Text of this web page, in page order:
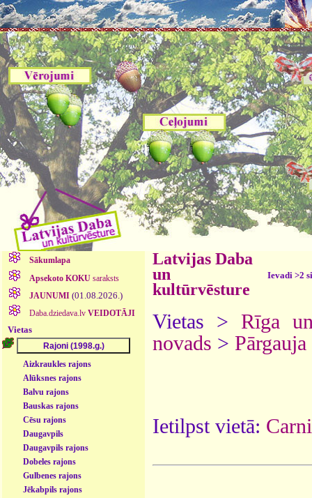
Sākumlapa
Apsekoto KOKUsaraksts
JAUNUMI (01.08.2026.)
Daba.dziedava.lv VEIDOTĀJI
Vietas
Aizkraukles rajons
Alūksnes rajons
Balvu rajons
Bauskas rajons
Cēsu rajons
Daugavpils
Daugavpils rajons
Dobeles rajons
Gulbenes rajons
Jēkabpils rajons
Latvijas Daba
un
kultūrvēsture
Ievadi >2
Vietas > Rīga
novads > Pārgauja
Ietilpst vietā: